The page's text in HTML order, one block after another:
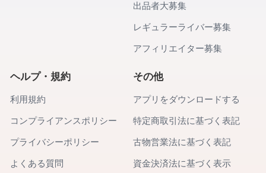
出品者大募集
レギュラーライバー募集
アフィリエイター募集
ヘルプ・規約
利用規約
コンプライアンスポリシー
プライバシーポリシー
よくある質問
その他
アプリをダウンロードする
特定商取引法に基づく表記
古物営業法に基づく表記
資金決済法に基づく表示